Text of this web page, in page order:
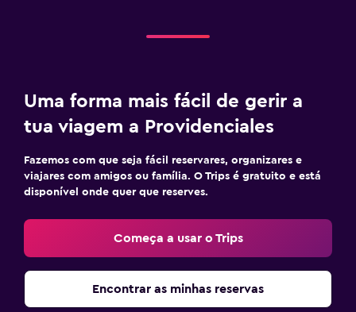
Uma forma mais fácil de gerir a
tua viagem a Providenciales
Fazemos com que seja fácil reservares, organizares e
viajares com amigos ou família. O Trips é gratuito e está
disponível onde quer que reserves.
Começa a usar o Trips
Encontrar as minhas reservas